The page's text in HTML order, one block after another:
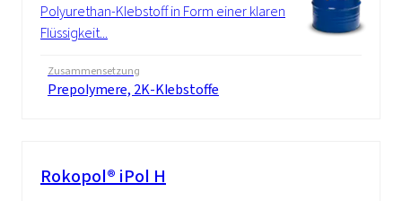
Polyurethan-Klebstoff in Form einer klaren
Flüssigkeit...
Zusammensetzung
Prepolymere, 2K-Klebstoffe
Rokopol® iPol H